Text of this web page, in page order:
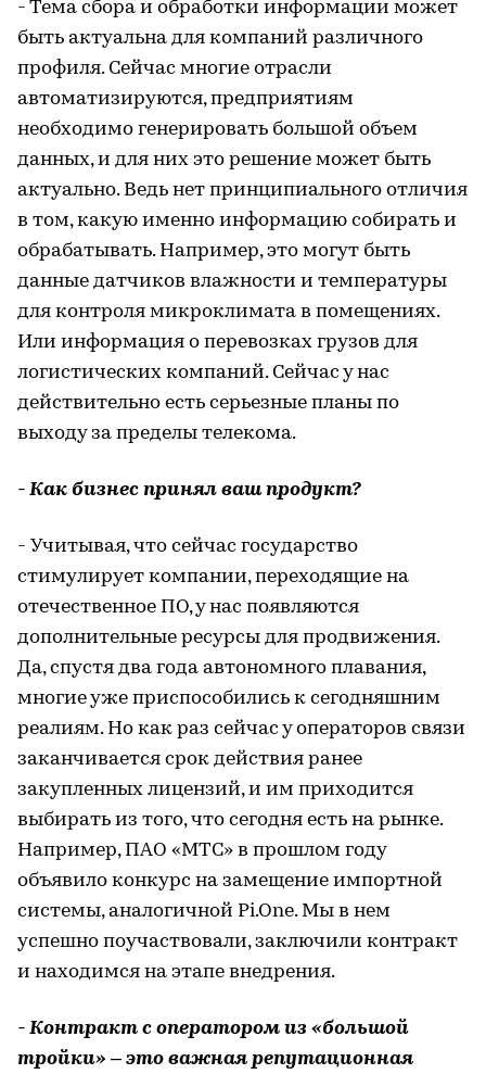
- Тема сбора и обработки информации может
быть актуальна для компаний различного
профиля. Сейчас многие отрасли
автоматизируются, предприятиям
необходимо генерировать большой объем
данных, и для них это решение может быть
актуально. Ведь нет принципиального отличия
в том, какую именно информацию собирать и
обрабатывать. Например, это могут быть
данные датчиков влажности и температуры
для контроля микроклимата в помещениях.
Или информация о перевозках грузов для
логистических компаний. Сейчас у нас
действительно есть серьезные планы по
выходу за пределы телекома.
- Как бизнес принял ваш продукт?
- Учитывая, что сейчас государство
стимулирует компании, переходящие на
отечественное ПО, у нас появляются
дополнительные ресурсы для продвижения.
Да, спустя два года автономного плавания,
многие уже приспособились к сегодняшним
реалиям. Но как раз сейчас у операторов связи
заканчивается срок действия ранее
закупленных лицензий, и им приходится
выбирать из того, что сегодня есть на рынке.
Например, ПАО «МТС» в прошлом году
объявило конкурс на замещение импортной
системы, аналогичной Pi.One. Мы в нем
успешно поучаствовали, заключили контракт
и находимся на этапе внедрения.
- Контракт с оператором из «большой
тройки» – это важная репутационная